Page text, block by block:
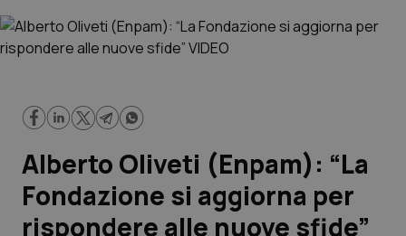
Governo e Parlamento
Regioni e Asl
Lavoro e Professioni
Alberto Oliveti (Enpam): “La
Fondazione si aggiorna per
rispondere alle nuove sfide”